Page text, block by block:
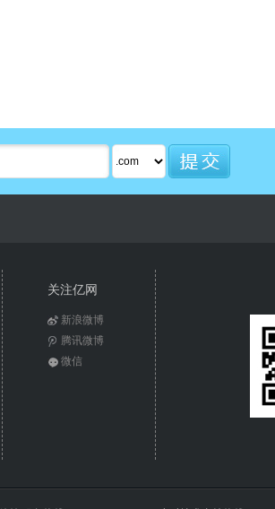
关注亿网
新浪微博
腾讯微博
微信